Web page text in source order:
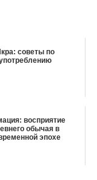
советы по
восприятие
обычая в
эпохе